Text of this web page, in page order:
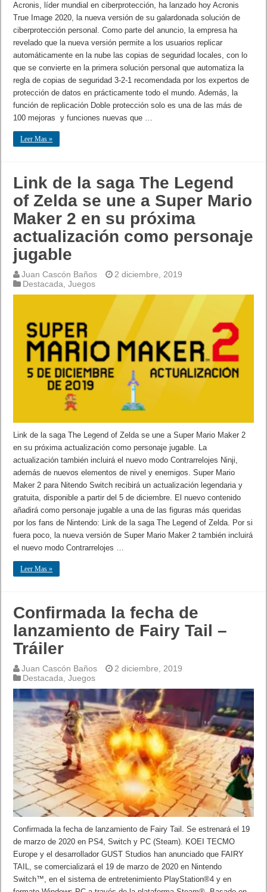
Acronis, líder mundial en ciberprotección, ha lanzado hoy Acronis
True Image 2020, la nueva versión de su galardonada solución de
ciberprotección personal. Como parte del anuncio, la empresa ha
revelado que la nueva versión permite a los usuarios replicar
automáticamente en la nube las copias de seguridad locales, con lo
que se convierte en la primera solución personal que automatiza la
regla de copias de seguridad 3-2-1 recomendada por los expertos de
protección de datos en prácticamente todo el mundo. Además, la
función de replicación Doble protección solo es una de las más de
100 mejoras y funciones nuevas que …
Leer Mas »
Link de la saga The Legend
of Zelda se une a Super Mario
Maker 2 en su próxima
actualización como personaje
jugable
Juan Cascón Baños
2 diciembre, 2019
Destacada,Juegos
Link de la saga The Legend of Zelda se une a Super Mario Maker 2
en su próxima actualización como personaje jugable. La
actualización también incluirá el nuevo modo Contrarrelojes Ninji,
además de nuevos elementos de nivel y enemigos. Super Mario
Maker 2 para Nitendo Switch recibirá un actualización legendaria y
gratuita, disponible a partir del 5 de diciembre. El nuevo contenido
añadirá como personaje jugable a una de las figuras más queridas
por los fans de Nintendo: Link de la saga The Legend of Zelda. Por si
fuera poco, la nueva versión de Super Mario Maker 2 también incluirá
el nuevo modo Contrarrelojes …
Leer Mas »
Confirmada la fecha de
lanzamiento de Fairy Tail –
Tráiler
Juan Cascón Baños
2 diciembre, 2019
Destacada ,Juegos
Confirmada la fecha de lanzamiento de Fairy Tail. Se estrenará el 19
de marzo de 2020 en PS4, Switch y PC (Steam). KOEI TECMO
Europe y el desarrollador GUST Studios han anunciado que FAIRY
TAIL, se comercializará el 19 de marzo de 2020 en Nintendo
Switch™, en el sistema de entretenimiento PlayStation®4 y en